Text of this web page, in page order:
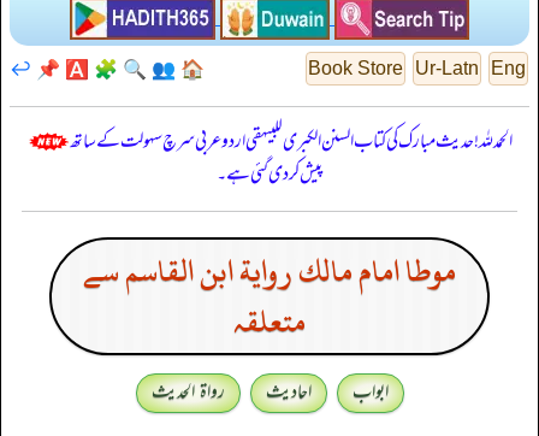
Eng
Ur-Latn
Book Store
🏠
👥
🔍
🧩
🅰️
📌
↩️
الحمدللہ! حدیث مبارک کی کتاب السنن الكبرى للبيهقي اردو عربی سرچ سہولت کے ساتھ
پیش کر دی گئی ہے۔
موطا امام مالك رواية ابن القاسم سے
متعلقہ
ابواب احادیث
رواۃ الحدیث